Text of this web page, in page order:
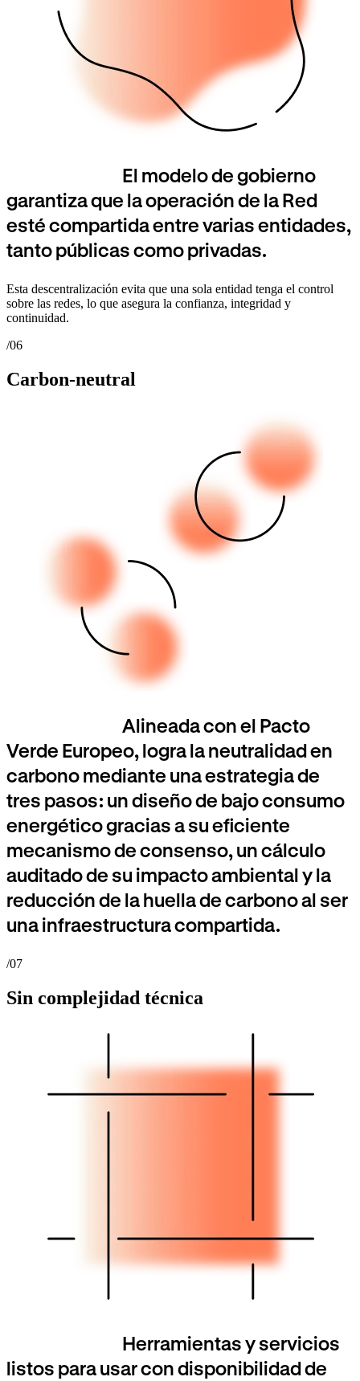
El modelo de gobierno
garantiza que la operación de la Red
esté compartida entre varias entidades,
tanto públicas como privadas.
Esta descentralización evita que una sola entidad tenga el control
sobre las redes, lo que asegura la confianza, integridad y
continuidad.
/06
Carbon-neutral
Alineada con el Pacto
Verde Europeo, logra la neutralidad en
carbono mediante una estrategia de
tres pasos: un diseño de bajo consumo
energético gracias a su eficiente
mecanismo de consenso, un cálculo
auditado de su impacto ambiental y la
reducción de la huella de carbono al ser
una infraestructura compartida.
/07
Sin complejidad técnica
Herramientas y servicios
listos para usar con disponibilidad de